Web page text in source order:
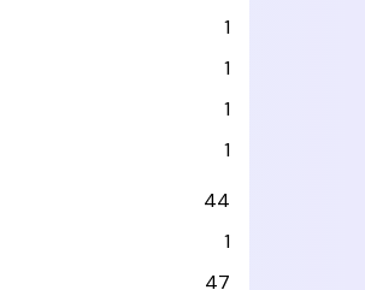
1
1
1
1
44
1
47